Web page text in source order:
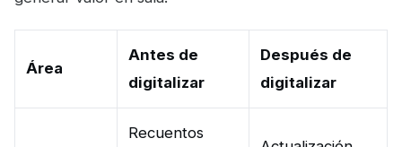
Área
Antes de
digitalizar
Después de
digitalizar
Recuentos